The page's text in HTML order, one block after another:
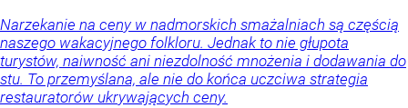
Narzekanie na ceny w nadmorskich smażalniach są częścią
naszego wakacyjnego folkloru. Jednak to nie głupota
turystów, naiwność ani niezdolność mnożenia i dodawania do
stu. To przemyślana, ale nie do końca uczciwa strategia
restauratorów ukrywających ceny.